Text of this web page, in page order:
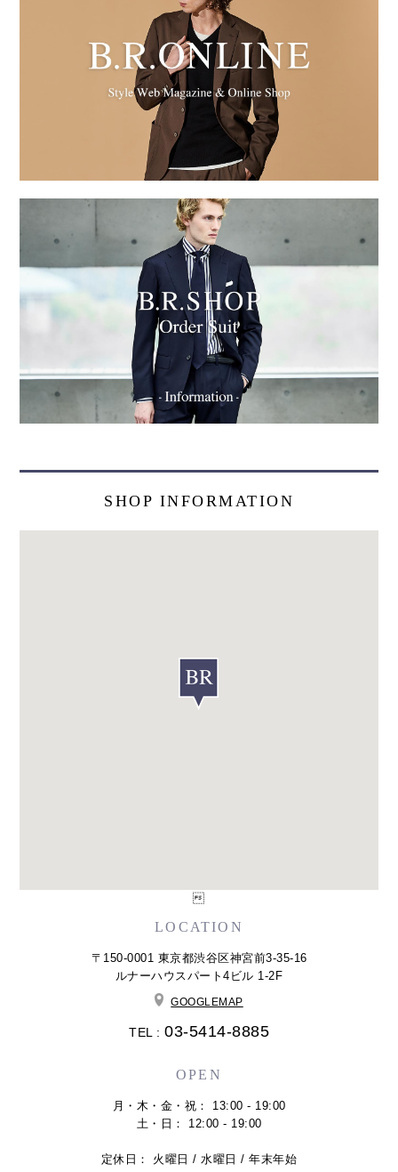
SHOP INFORMATION
LOCATION
〒150-0001 東京都渋谷区神宮前3-35-16
ルナーハウスパート4ビル 1-2F
GOOGLEMAP
TEL : 03-5414-8885
OPEN
月・木・金・祝： 13:00 - 19:00
土・日： 12:00 - 19:00
定休日： 火曜日 / 水曜日 / 年末年始